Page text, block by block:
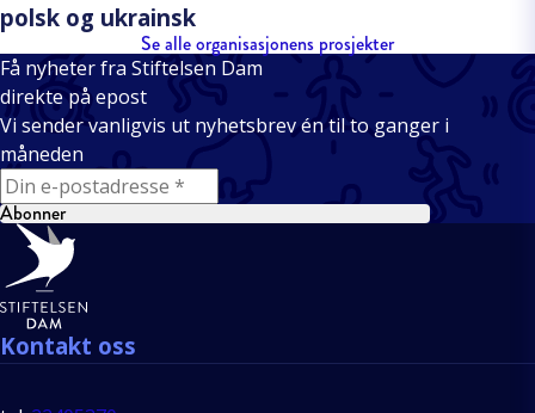
polsk og ukrainsk
Se alle organisasjonens prosjekter
Få nyheter fra Stiftelsen Dam
direkte på epost
Vi sender vanligvis ut nyhetsbrev én til to ganger i
måneden
E-mail
Abonner
Bunntekst
Kontakt oss